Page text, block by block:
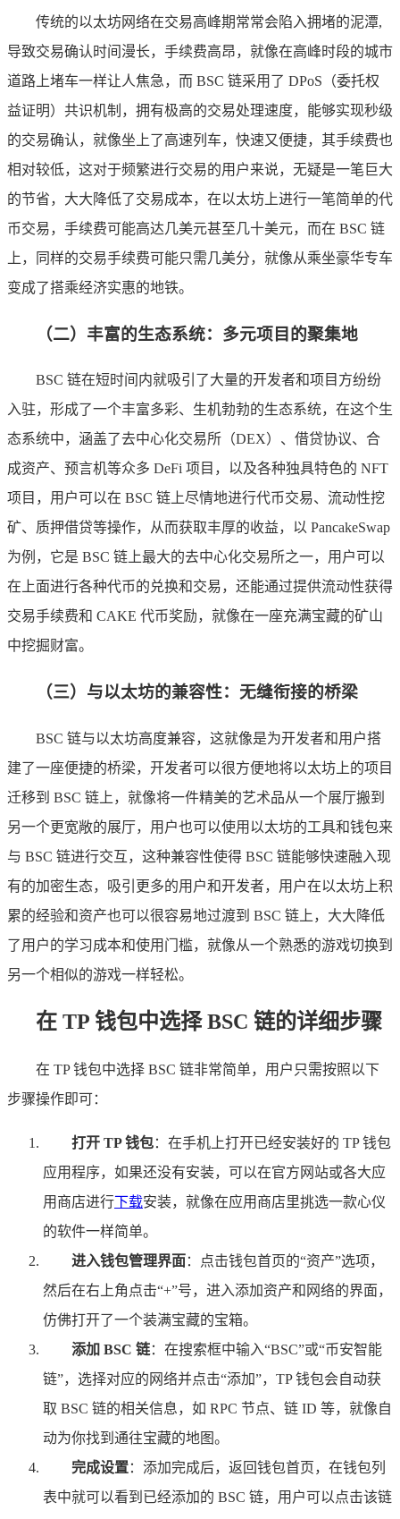
传统的以太坊网络在交易高峰期常常会陷入拥堵的泥潭,
导致交易确认时间漫长，手续费高昂，就像在高峰时段的城市
道路上堵车一样让人焦急，而 BSC 链采用了 DPoS（委托权
益证明）共识机制，拥有极高的交易处理速度，能够实现秒级
的交易确认，就像坐上了高速列车，快速又便捷，其手续费也
相对较低，这对于频繁进行交易的用户来说，无疑是一笔巨大
的节省，大大降低了交易成本，在以太坊上进行一笔简单的代
币交易，手续费可能高达几美元甚至几十美元，而在 BSC 链
上，同样的交易手续费可能只需几美分，就像从乘坐豪华专车
变成了搭乘经济实惠的地铁。
（二）丰富的生态系统：多元项目的聚集地
BSC 链在短时间内就吸引了大量的开发者和项目方纷纷
入驻，形成了一个丰富多彩、生机勃勃的生态系统，在这个生
态系统中，涵盖了去中心化交易所（DEX）、借贷协议、合
成资产、预言机等众多 DeFi 项目，以及各种独具特色的 NFT
项目，用户可以在 BSC 链上尽情地进行代币交易、流动性挖
矿、质押借贷等操作，从而获取丰厚的收益，以 PancakeSwap
为例，它是 BSC 链上最大的去中心化交易所之一，用户可以
在上面进行各种代币的兑换和交易，还能通过提供流动性获得
交易手续费和 CAKE 代币奖励，就像在一座充满宝藏的矿山
中挖掘财富。
（三）与以太坊的兼容性：无缝衔接的桥梁
BSC 链与以太坊高度兼容，这就像是为开发者和用户搭
建了一座便捷的桥梁，开发者可以很方便地将以太坊上的项目
迁移到 BSC 链上，就像将一件精美的艺术品从一个展厅搬到
另一个更宽敞的展厅，用户也可以使用以太坊的工具和钱包来
与 BSC 链进行交互，这种兼容性使得 BSC 链能够快速融入现
有的加密生态，吸引更多的用户和开发者，用户在以太坊上积
累的经验和资产也可以很容易地过渡到 BSC 链上，大大降低
了用户的学习成本和使用门槛，就像从一个熟悉的游戏切换到
另一个相似的游戏一样轻松。
在 TP 钱包中选择 BSC 链的详细步骤
在 TP 钱包中选择 BSC 链非常简单，用户只需按照以下
步骤操作即可：
打开 TP 钱包：在手机上打开已经安装好的 TP 钱包
应用程序，如果还没有安装，可以在官方网站或各大应
用商店进行下载安装，就像在应用商店里挑选一款心仪
的软件一样简单。
进入钱包管理界面：点击钱包首页的“资产”选项，
然后在右上角点击“+”号，进入添加资产和网络的界面，
仿佛打开了一个装满宝藏的宝箱。
添加 BSC 链：在搜索框中输入“BSC”或“币安智能
链”，选择对应的网络并点击“添加”，TP 钱包会自动获
取 BSC 链的相关信息，如 RPC 节点、链 ID 等，就像自
动为你找到通往宝藏的地图。
完成设置：添加完成后，返回钱包首页，在钱包列
表中就可以看到已经添加的 BSC 链，用户可以点击该链